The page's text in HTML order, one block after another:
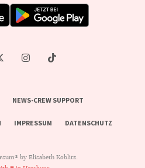
NEWS-CREW SUPPORT
IMPRESSUM DATENSCHUTZ
by Elisabeth Koblitz.